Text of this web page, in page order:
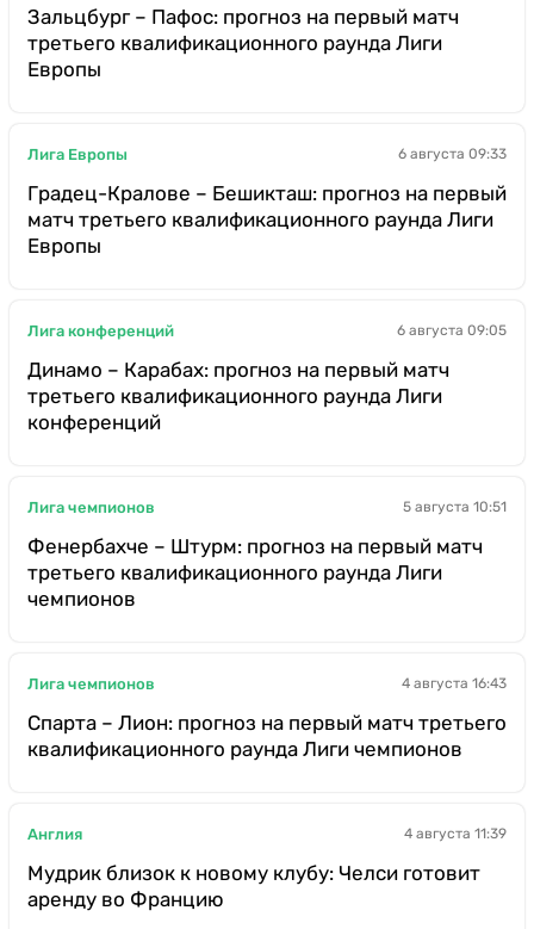
Зальцбург – Пафос: прогноз на первый матч
третьего квалификационного раунда Лиги
Европы
Лига Европы 6 августа 09:33
Градец-Кралове – Бешикташ: прогноз на первый
матч третьего квалификационного раунда Лиги
Европы
Лига конференций 6 августа 09:05
Динамо – Карабах: прогноз на первый матч
третьего квалификационного раунда Лиги
конференций
Лига чемпионов 5 августа 10:51
Фенербахче – Штурм: прогноз на первый матч
третьего квалификационного раунда Лиги
чемпионов
Лига чемпионов 4 августа 16:43
Спарта – Лион: прогноз на первый матч третьего
квалификационного раунда Лиги чемпионов
Англия 4 августа 11:39
Мудрик близок к новому клубу: Челси готовит
аренду во Францию